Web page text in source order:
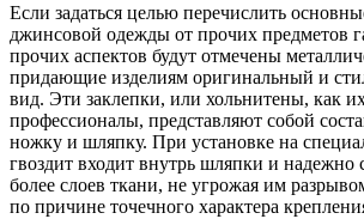
Если задаться целью перечислить
джинсовой одежды от прочих предметов
прочих аспектов будут отмечены
придающие изделиям оригинальный и
вид. Эти заклепки, или хольнитены, как
профессионалы, представляют собой
ножку и шляпку. При установке на
гвоздит входит внутрь шляпки и надежно
более слоев ткани, не угрожая им
по причине точечного характера